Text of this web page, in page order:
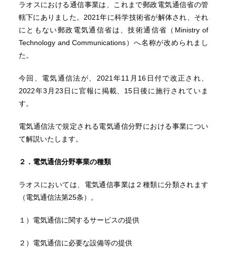
ラオスにおける通信事業は、これまで郵政電気通信省の管
轄下にありました。2021年に科学技術省が解体され、それ
にともない郵政電気通信省は、技術通信省（Ministry of
Technology and Communications）へ名称が改められまし
た。
今回、電気通信法が、2021年11月16日付で改正され、
2022年3月23日に官報に掲載、15日後に施行されていま
す。
電気通信法で規定される電気通信分野における事業につい
て解説いたします。
２．電気通信分野事業の種類
ラオスにおいては、電気通信事業は２種類に分類されます
（電気通信法第25条）。
１）電気通信に関するサービスの提供
２）電気通信に必要な設備等の提供